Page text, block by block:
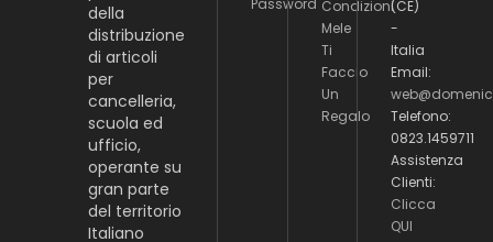
della
distribuzione
di articoli
per
cancelleria,
scuola ed
ufficio,
operante su
gran parte
del territorio
Italiano
Condizioni
Mele
Ti
Faccio
Un
Regalo
(CE)
-
Italia
Email:
Telefono:
0823.1459711
Assistenza
Clienti:
Clicca
QUI